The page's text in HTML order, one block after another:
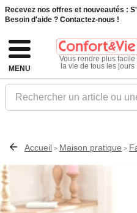
Recevez nos offres et nouveautés :
Besoin d'aide ? Contactez-nous !
MENU
Vous rendre plus facile
la vie de tous les jours
Rechercher un article ou
Accueil > Maison pratique >